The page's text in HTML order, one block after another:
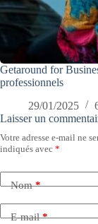
Getaround for
professionnels
29/01/2025
Laisser un
Votre adresse e-mail ne
indiqués avec *
Nom*
E-mail*